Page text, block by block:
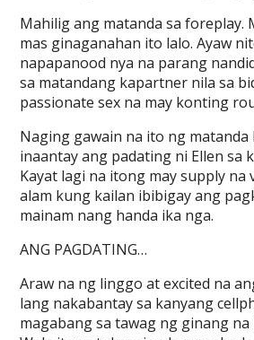
Mahilig ang matanda sa foreplay.
mas ginaganahan ito lalo. Ayaw
napapanood nya na parang
sa matandang kapartner nila sa
passionate sex na may konting
Naging gawain na ito ng
inaantay ang padating ni Ellen sa
Kayat lagi na itong may supply na
alam kung kailan ibibigay ang
mainam nang handa ika nga.
ANG PAGDATING…
Araw na ng linggo at excited na
lang nakabantay sa kanyang
magabang sa tawag ng ginang